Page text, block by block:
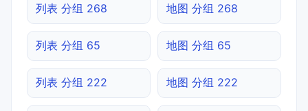
列表 分组 268 地图 分组 268
列表 分组 65 地图 分组 65
列表 分组 222 地图 分组 222